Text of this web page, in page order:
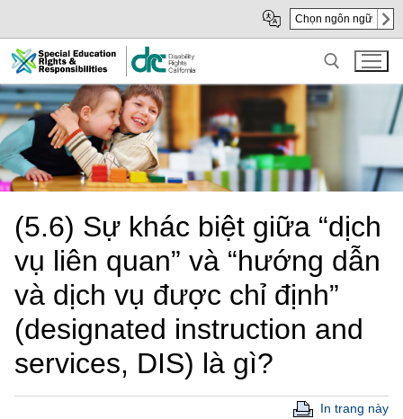
Main
Content
sub
navigation
Chọn ngôn ngữ
Search for:
(5.6) Sự khác biệt giữa “dịch
vụ liên quan” và “hướng dẫn
và dịch vụ được chỉ định”
(designated instruction and
services, DIS) là gì?
In trang này